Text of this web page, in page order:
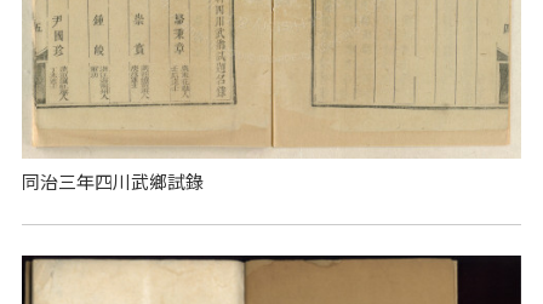
同治三年四川武鄉試錄